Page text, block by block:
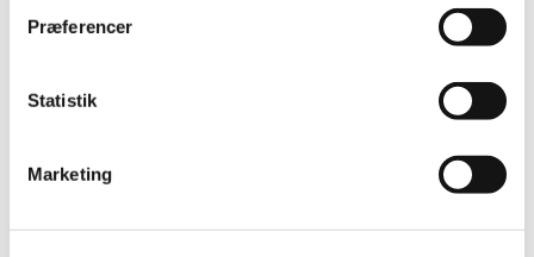
Præferencer
Statistik
Marketing